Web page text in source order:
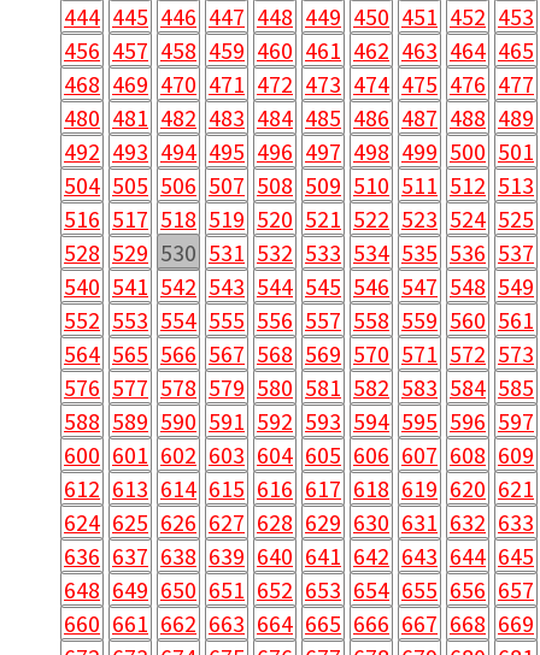
444 445 446 447 448 449 450 451 452 453
456 457 458 459 460 461 462 463 464 465
468 469 470 471 472 473 474 475 476 477
480 481 482 483 484 485 486 487 488 489
492 493 494 495 496 497 498 499 500 501
504 505 506 507 508 509 510 511 512 513
516 517 518 519 520 521 522 523 524 525
528 529 530 531 532 533 534 535 536 537
540 541 542 543 544 545 546 547 548 549
552 553 554 555 556 557 558 559 560 561
564 565 566 567 568 569 570 571 572 573
576 577 578 579 580 581 582 583 584 585
588 589 590 591 592 593 594 595 596 597
600 601 602 603 604 605 606 607 608 609
612 613 614 615 616 617 618 619 620 621
624 625 626 627 628 629 630 631 632 633
636 637 638 639 640 641 642 643 644 645
648 649 650 651 652 653 654 655 656 657
660 661 662 663 664 665 666 667 668 669